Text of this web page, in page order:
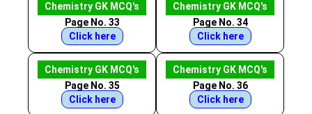
Chemistry GK MCQ's
Page No. 33
Click here
Chemistry GK MCQ's
Page No. 34
Click here
Chemistry GK MCQ's
Page No. 35
Click here
Chemistry GK MCQ's
Page No. 36
Click here